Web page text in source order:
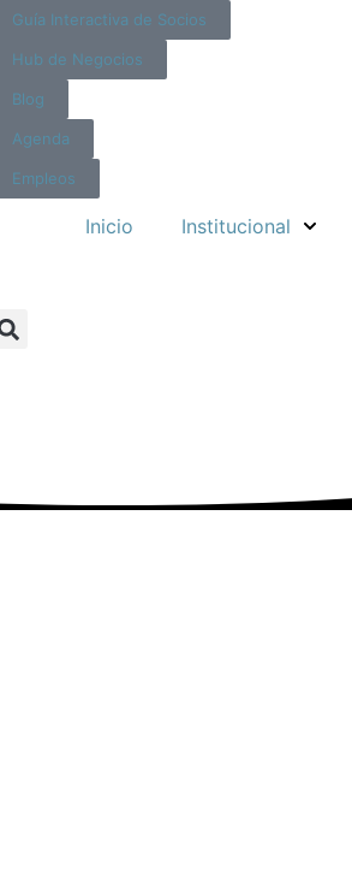
Guía Interactiva de Socios
Hub de Negocios
Blog
Agenda
Empleos
Inicio Institucional